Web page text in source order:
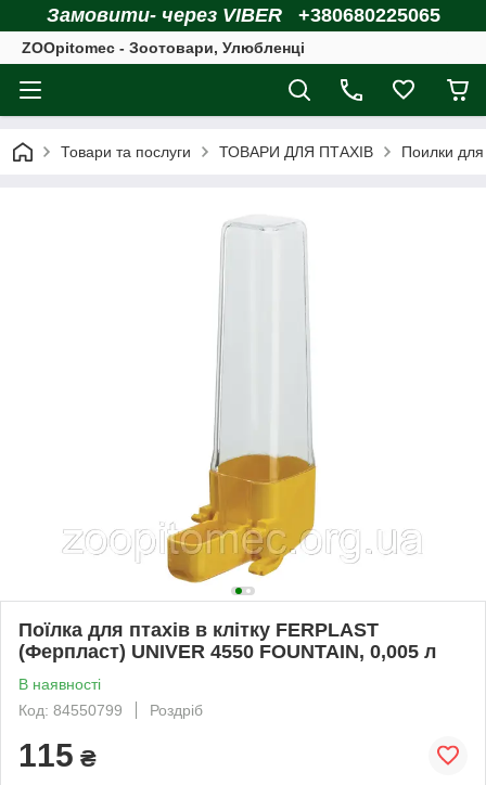
Замовити- через VIBER +380680225065
ZOOpitomec - Зоотовари, Улюбленці
Товари та послуги ТОВАРИ ДЛЯ ПТАХІВ Поилки для
Поїлка для птахів в клітку FERPLAST
(Ферпласт) UNIVER 4550 FOUNTAIN, 0,005 л
В наявності
Код: 84550799
Роздріб
115 ₴